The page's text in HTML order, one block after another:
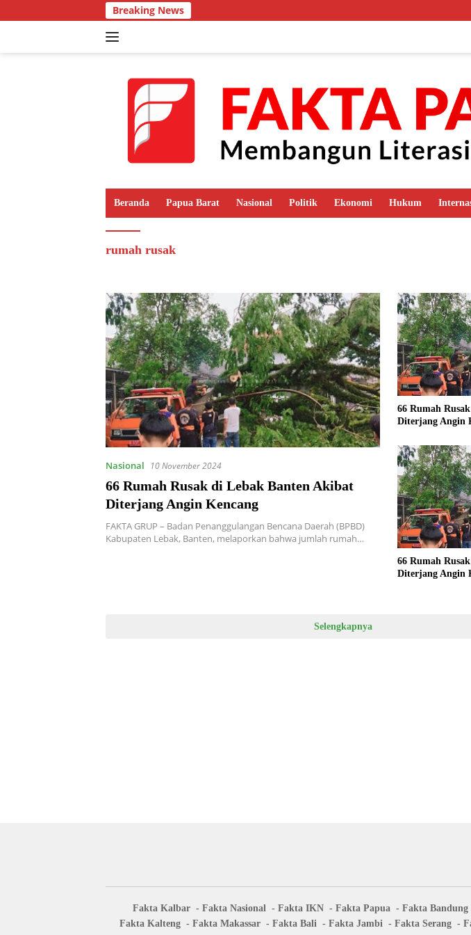
ke
Breaking News
Beranda Papua Barat Nasional Politik Ekonomi Hukum
rumah rusak
Nasional 10 November 2024
66 Rumah Rusak di Lebak Banten Akibat
Diterjang Angin Kencang
FAKTA GRUP – Badan Penanggulangan Bencana Daerah (BPBD)
Kabupaten Lebak, Banten, melaporkan bahwa jumlah rumah…
66 Rumah
Diterjang Angin
66 Rumah
Diterjang Angin
Selengkapnya
Fakta Kalbar Fakta Nasional Fakta IKN Fakta Papua Fakta Bandung
Fakta Kalteng
Fakta Makassar Fakta Bali Fakta Jambi Fakta Serang